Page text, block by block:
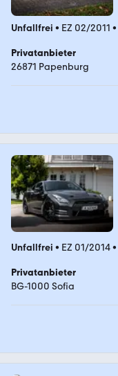
Unfallfrei • EZ 02/2011 •
Privatanbieter
26871 Papenburg
Unfallfrei • EZ 01/2014•
Privatanbieter
BG-1000 Sofia